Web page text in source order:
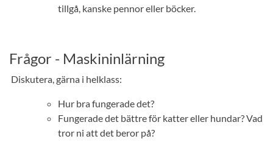
tillgå, kanske pennor eller böcker.
Frågor - Maskininlärning
Diskutera, gärna i helklass:
Hur bra fungerade det?
Fungerade det bättre för katter eller hundar? Vad
tror ni att det beror på?